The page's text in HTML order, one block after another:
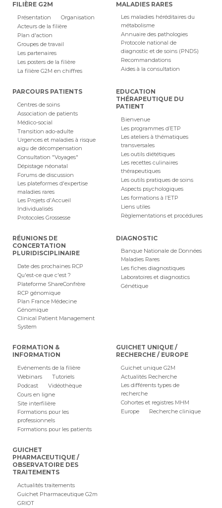
FILIÈRE G2M
Présentation
Organisation
Acteurs de la filière
Plan d'action
Groupes de travail
Les partenaires
Les posters de la filière
La filière G2M en chiffres
MALADIES RARES
Les maladies héréditaires du
métabolisme
Annuaire des pathologies
Protocole national de
diagnostic et de soins (PNDS)
Recommandations
Aides à la consultation
PARCOURS PATIENTS
Centres de soins
Association de patients
Médico-social
Transition ado-adulte
Urgences et maladies à risque
aigu de décompensation
Consultation "Voyages"
Dépistage néonatal
Forums de discussion
Les plateformes d'expertise
maladies rares
Les Projets d'Accueil
Individualisés
Protocoles Grossesse
EDUCATION
THÉRAPEUTIQUE DU
PATIENT
Bienvenue
Les programmes d’ETP
Les ateliers à thématiques
transversales
Les outils diététiques
Les recettes culinaires
thérapeutiques
Les outils pratiques de soins
Aspects psychologiques
Les formations à l’ETP
Liens utiles
Règlementations et procédures
RÉUNIONS DE
CONCERTATION
PLURIDISCIPLINAIRE
Date des prochaines RCP
Qu'est-ce que c'est ?
Plateforme ShareConfrère
RCP génomique
Plan France Médecine
Génomique
Clinical Patient Management
System
DIAGNOSTIC
Banque Nationale de Données
Maladies Rares
Les fiches diagnostiques
Laboratoires et diagnostics
Génétique
FORMATION &
INFORMATION
Evénements de la filière
Webinars
Tutoriels
Podcast
Vidéothèque
Cours en ligne
Site interfilière
Formations pour les
professionnels
Formations pour les patients
GUICHET UNIQUE /
RECHERCHE / EUROPE
Guichet unique G2M
Actualités Recherche
Les différents types de
recherche
Cohortes et registres MHM
Europe
Recherche clinique
GUICHET
PHARMACEUTIQUE /
OBSERVATOIRE DES
TRAITEMENTS
Actualités traitements
Guichet Pharmaceutique G2m
GRIOT